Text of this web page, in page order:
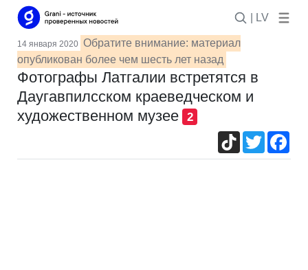
| LV
14 января 2020 Обратите внимание: материал
опубликован более чем шесть лет назад
Фотографы Латгалии встретятся в
Даугавпилсском краеведческом и
художественном музее
2
TikTokTwitter